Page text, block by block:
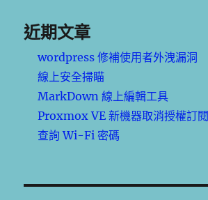
近期文章
wordpress 修補使用者外洩漏洞
線上安全掃瞄
MarkDown 線上編輯工具
Proxmox VE 新機器取消授權訂閱
查詢 Wi-Fi 密碼